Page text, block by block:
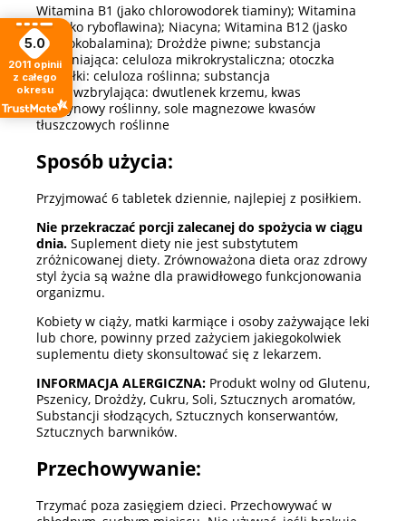
Witamina B1 (jako chlorowodorek tiaminy); Witamina
B2 (jako ryboflawina); Niacyna; Witamina B12 (jasko
cyjanokobalamina); Drożdże piwne; substancja
wypełniająca: celuloza mikrokrystaliczna; otoczka
kapsułki: celuloza roślinna; substancja
przeciwzbrylająca: dwutlenek krzemu, kwas
stearynowy roślinny, sole magnezowe kwasów
tłuszczowych roślinne
Sposób użycia:
Przyjmować 6 tabletek dziennie, najlepiej z posiłkiem.
Nie przekraczać porcji zalecanej do spożycia w ciągu
dnia. Suplement diety nie jest substytutem
zróżnicowanej diety. Zrównoważona dieta oraz zdrowy
styl życia są ważne dla prawidłowego funkcjonowania
organizmu.
Kobiety w ciąży, matki karmiące i osoby zażywające leki
lub chore, powinny przed zażyciem jakiegokolwiek
suplementu diety skonsultować się z lekarzem.
INFORMACJA ALERGICZNA: Produkt wolny od Glutenu,
Pszenicy, Drożdży, Cukru, Soli, Sztucznych aromatów,
Substancji słodzących, Sztucznych konserwantów,
Sztucznych barwników.
Przechowywanie:
Trzymać poza zasięgiem dzieci. Przechowywać w
5.0
2011 opinii
z całego
okresu